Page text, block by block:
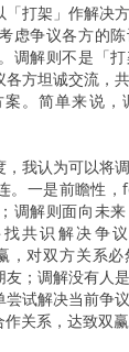
打架」作解决
虑争议各方的
调解则不是「
方坦诚交流，
。简单来说，
我认为可以将
。一是前瞻性
调解则面向未
共识解决争
对双方关系
；调解没有人
试解决当前争
关系，达致双赢